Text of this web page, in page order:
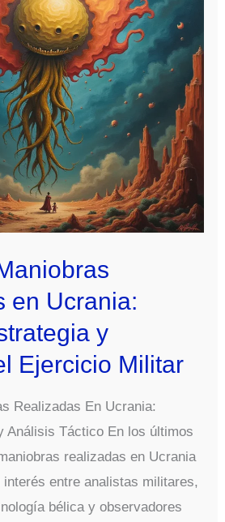
en Ucrania:
y
Ejercicio Militar
Realizadas En Ucrania:
Análisis Táctico En los últimos
realizadas en Ucrania
interés entre analistas militares,
bélica y observadores